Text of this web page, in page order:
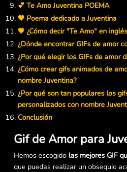
💕 Te Amo Juventina POEMA
🧡 Poema dedicado a Juventina
💗 ¿Cómo decir "Te Amo" en
¿Dónde encontrar GIFs de amor
¿Por qué elegir los GIFs de amor
¿Cómo crear gifs animados de
nombre Juventina?
¿Por qué son tan populares los
personalizados con nombre
Conclusión
Gif de Amor para
Hemos escogido las mejores GIF
que puedas realizar un obsequio